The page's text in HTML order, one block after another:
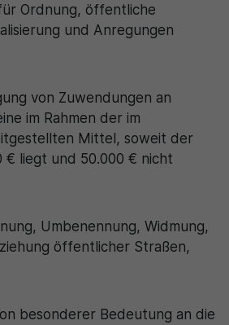
Ordnung, öffentliche
und Anregungen
von Zuwendungen an
im Rahmen der im
Mittel, soweit der
€ liegt und 50.000 € nicht
Umbenennung, Widmung,
öffentlicher Straßen,
besonderer Bedeutung an die